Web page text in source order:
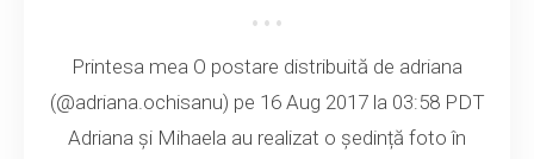
Printesa mea O postare distribuită de adriana
(@adriana.ochisanu) pe 16 Aug 2017 la 03:58 PDT
Adriana și Mihaela au realizat o ședință foto în